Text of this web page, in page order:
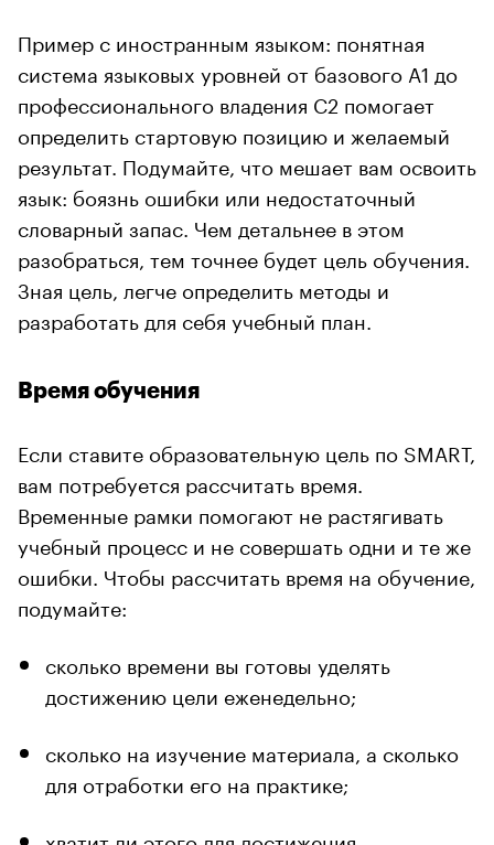
Пример с иностранным языком: понятная
система языковых уровней от базового А1 до
профессионального владения С2 помогает
определить стартовую позицию и желаемый
результат. Подумайте, что мешает вам освоить
язык: боязнь ошибки или недостаточный
словарный запас. Чем детальнее в этом
разобраться, тем точнее будет цель обучения.
Зная цель, легче определить методы и
разработать для себя учебный план.
Время обучения
Если ставите образовательную цель по SMART,
вам потребуется рассчитать время.
Временные рамки помогают не растягивать
учебный процесс и не совершать одни и те же
ошибки. Чтобы рассчитать время на обучение,
подумайте:
сколько времени вы готовы уделять
достижению цели еженедельно;
сколько на изучение материала, а сколько
для отработки его на практике;